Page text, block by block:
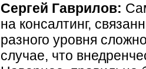
Сергей Гаврилов:
на консалтинг,
разного уровня
случае, что